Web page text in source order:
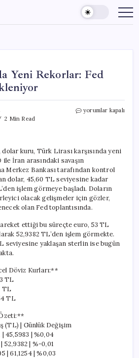
Yeni Rekorlar: Fed
2 Min Read
Dolar
Toplantısı
Bekleniyor
için
yorumlar kapalı
dolar kuru, Türk Lirası karşısında yeni
ile İran arasındaki savaşın
Merkez Bankası tarafından kontrol
dolar, 45,60 TL seviyesine kadar
işlem görmeye başladı. Doların
olacak gelişmeler için gözler,
olan Fed toplantısında.
ettiği bu süreçte euro, 53 TL
52,9382 TL’den işlem görmekte.
seviyesine yaklaşan sterlin ise bugün
Döviz Kurları:**
TL
TL
TL
(TL) | Günlük Değişim
| 45,5983 | %0,04
52,9382 | %-0,01
| 61,1254 | %0,03